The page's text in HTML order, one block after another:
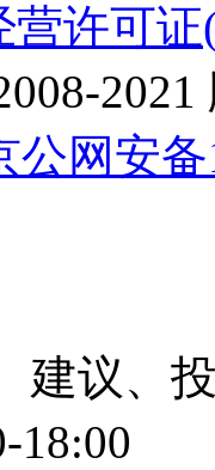
许可证
公网安备
建议、
18:00